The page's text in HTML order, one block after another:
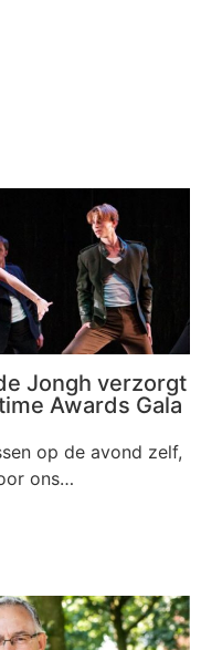
Jongh verzorgt
Awards Gala
op de avond zelf,
ons…